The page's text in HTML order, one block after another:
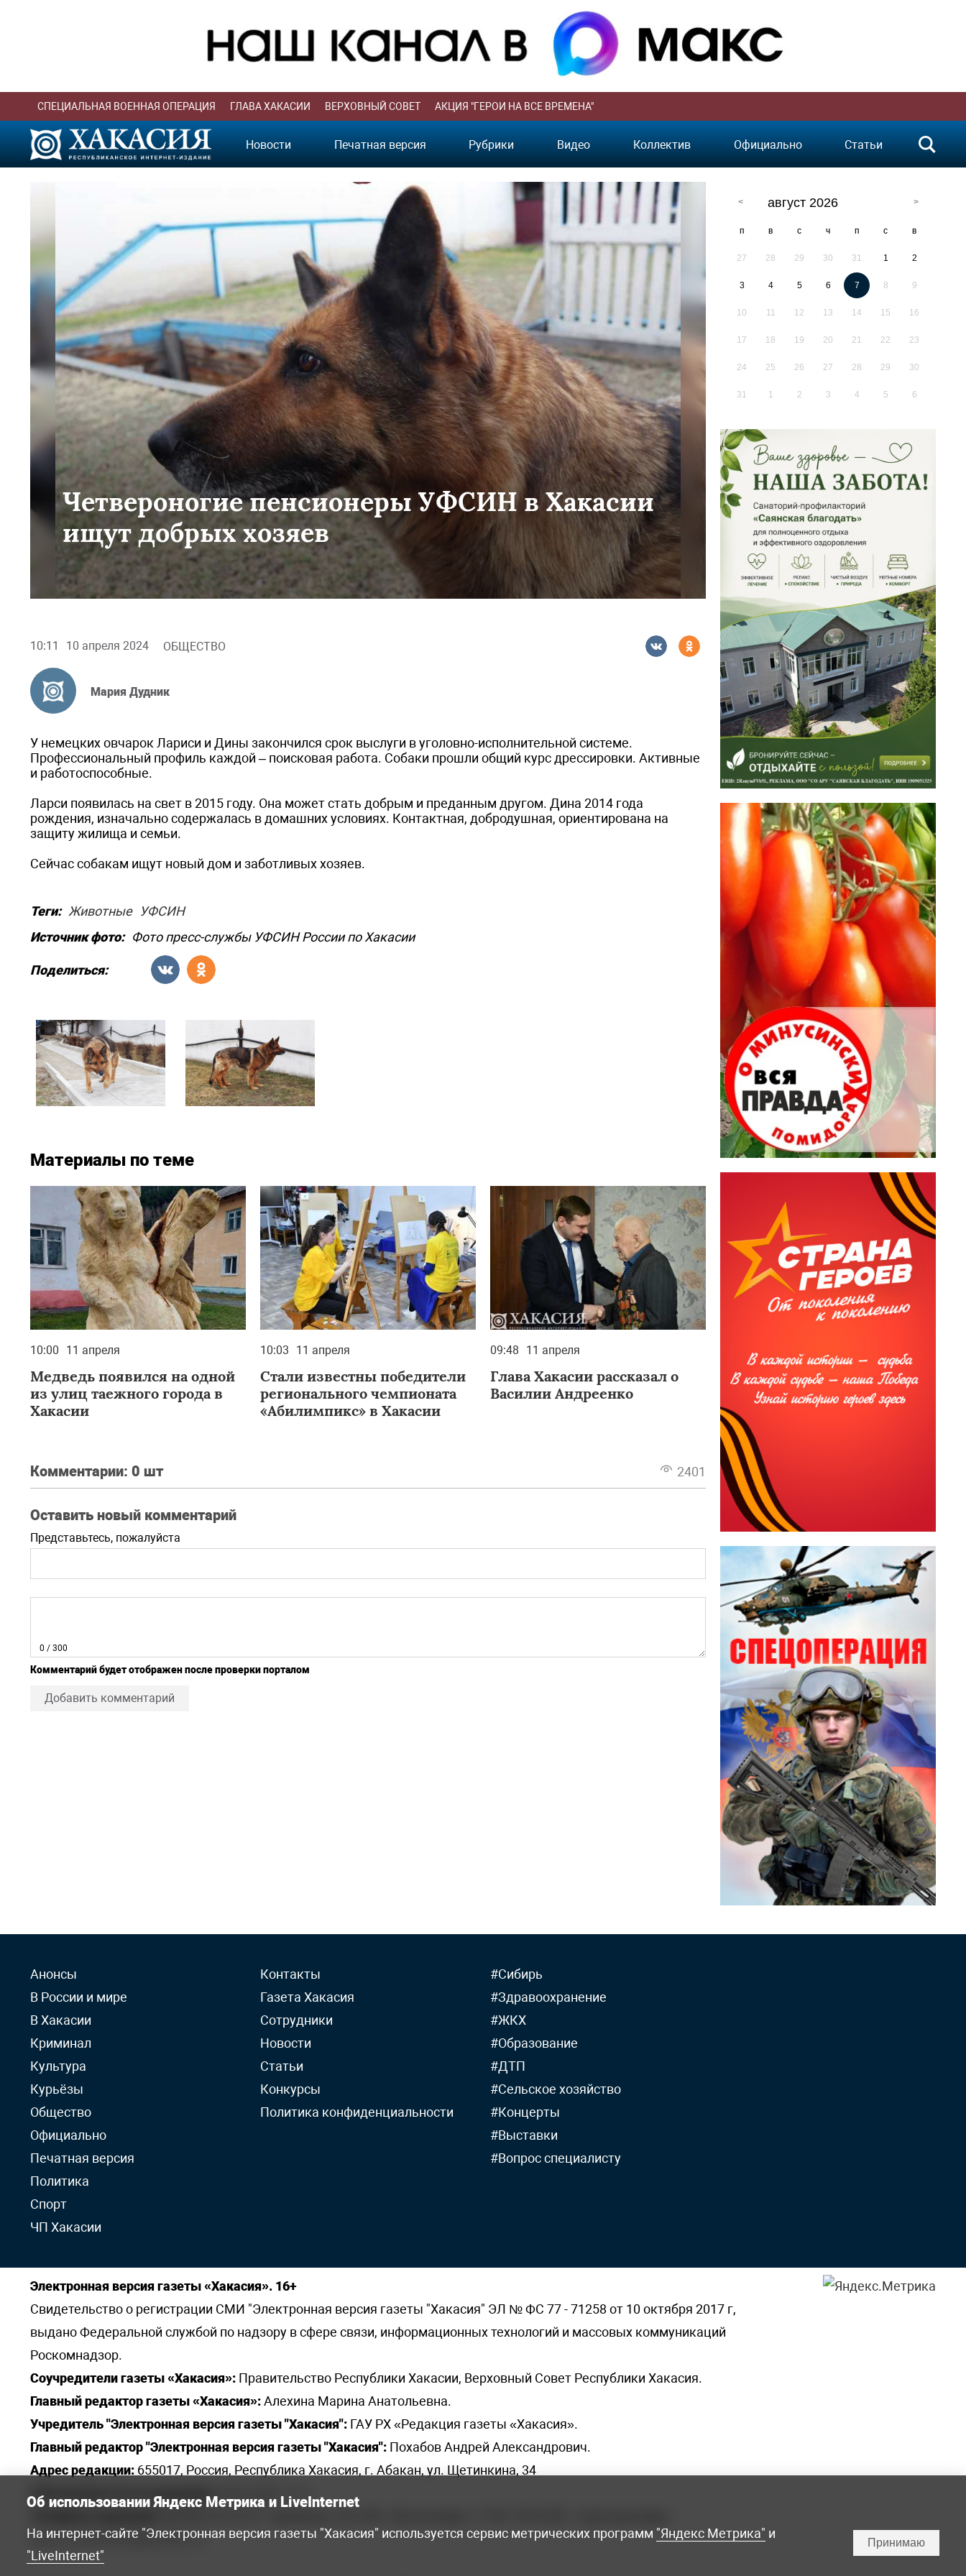
СПЕЦИАЛЬНАЯ ВОЕННАЯ ОПЕРАЦИЯ ГЛАВА ХАКАСИИ ВЕРХОВНЫЙ СОВЕТ АКЦИЯ "ГЕРОИ НА ВСЕ ВРЕМЕНА"
Новости Печатная версия Рубрики Видео Коллектив Официально Статьи
Четвероногие пенсионеры УФСИН в Хакасии
ищут добрых хозяев
10:11 10 апреля 2024 ОБЩЕСТВО
Мария Дудник
У немецких овчарок Лариси и Дины закончился срок выслуги в уголовно-исполнительной системе.
Профессиональный профиль каждой – поисковая работа. Собаки прошли общий курс дрессировки. Активные
и работоспособные.
Ларси появилась на свет в 2015 году. Она может стать добрым и преданным другом. Дина 2014 года
рождения, изначально содержалась в домашних условиях. Контактная, добродушная, ориентирована на
защиту жилища и семьи.
Сейчас собакам ищут новый дом и заботливых хозяев.
Теги: Животные
УФСИН
Источник фото: Фото пресс-службы УФСИН России по Хакасии
Поделиться:
Материалы по теме
10:00 11 апреля
Медведь появился на одной
из улиц таежного города в
Хакасии
10:03 11 апреля
Стали известны победители
регионального чемпионата
«Абилимпикс» в Хакасии
09:48 11 апреля
Глава Хакасии рассказал о
Василии Андреенко
Комментарии: 0 шт 2401
Оставить новый комментарий
Представьтесь, пожалуйста
0 / 300
Комментарий будет отображен после проверки порталом
Добавить комментарий
август 2026
п в с ч п с в
27 28 29 30 31 1 2
3 4 5 6 7 8 9
10 11 12 13 14 15 16
17 18 19 20 21 22 23
24 25 26 27 28 29 30
31 1 2 3 4 5 6
Анонсы
В России и мире
В Хакасии
Криминал
Культура
Курьёзы
Общество
Официально
Печатная версия
Политика
Спорт
ЧП Хакасии
Контакты
Газета Хакасия
Сотрудники
Новости
Статьи
Конкурсы
Политика конфиденциальности
#Сибирь
#Здравоохранение
#ЖКХ
#Образование
#ДТП
#Сельское хозяйство
#Концерты
#Выставки
#Вопрос специалисту
Электронная версия газеты «Хакасия». 16+
Свидетельство о регистрации СМИ "Электронная версия газеты "Хакасия" ЭЛ № ФС 77 - 71258 от 10 октября 2017 г,
выдано Федеральной службой по надзору в сфере связи, информационных технологий и массовых коммуникаций
Роскомнадзор.
Соучредители газеты «Хакасия»: Правительство Республики Хакасии, Верховный Совет Республики Хакасия.
Главный редактор газеты «Хакасия»:Алехина Марина Анатольевна.
Учредитель "Электронная версия газеты "Хакасия": ГАУ РХ «Редакция газеты «Хакасия».
Главный редактор "Электронная версия газеты "Хакасия": Похабов Андрей Александрович.
Адрес редакции: 655017, Россия, Республика Хакасия, г. Абакан, ул. Щетинкина, 34
Электронная почта редакции: khakred@r-19.ru
elena.s.korotkowa@yandex.ru.
Об использовании Яндекс Метрика и LiveInternet
На интернет-сайте "Электронная версия газеты "Хакасия" используется сервис метрических программ "Яндекс Метрика" и
"LiveInternet"
Принимаю